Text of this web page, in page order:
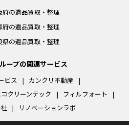
府の遺品買取・整理
府の遺品買取・整理
県の遺品買取・整理
ープの関連サービス
ビス
カンクリ不動産
クリーンテック
フィルフォート
リノベーションラボ